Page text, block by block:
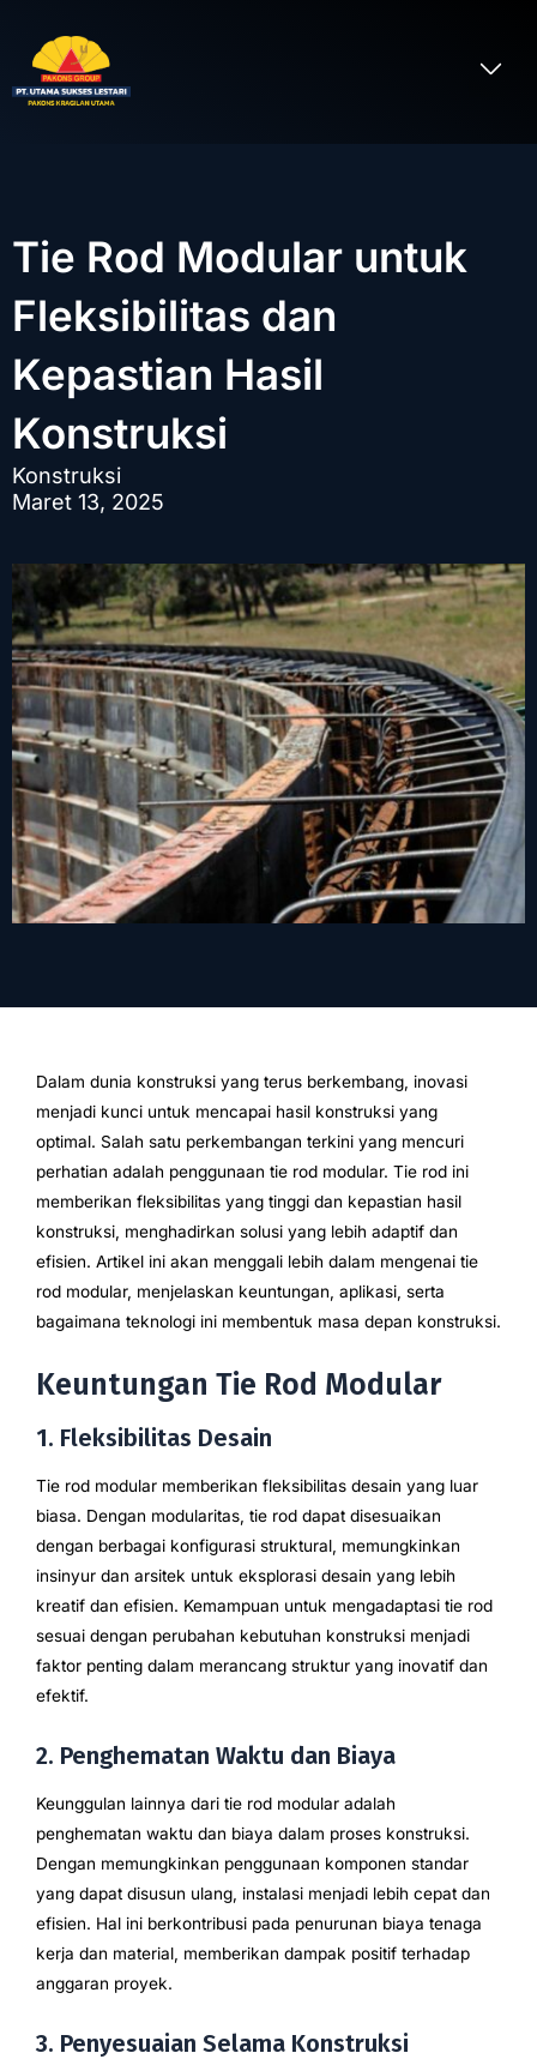
konten
Tie Rod Modular untuk
Fleksibilitas dan
Kepastian Hasil
Konstruksi
Konstruksi
Maret 13, 2025
Dalam dunia konstruksi yang terus berkembang, inovasi
menjadi kunci untuk mencapai hasil konstruksi yang
optimal. Salah satu perkembangan terkini yang mencuri
perhatian adalah penggunaan tie rod modular. Tie rod ini
memberikan fleksibilitas yang tinggi dan kepastian hasil
konstruksi, menghadirkan solusi yang lebih adaptif dan
efisien. Artikel ini akan menggali lebih dalam mengenai tie
rod modular, menjelaskan keuntungan, aplikasi, serta
bagaimana teknologi ini membentuk masa depan konstruksi.
Keuntungan Tie Rod Modular
1. Fleksibilitas Desain
Tie rod modular memberikan fleksibilitas desain yang luar
biasa. Dengan modularitas, tie rod dapat disesuaikan
dengan berbagai konfigurasi struktural, memungkinkan
insinyur dan arsitek untuk eksplorasi desain yang lebih
kreatif dan efisien. Kemampuan untuk mengadaptasi tie rod
sesuai dengan perubahan kebutuhan konstruksi menjadi
faktor penting dalam merancang struktur yang inovatif dan
efektif.
2. Penghematan Waktu dan Biaya
Keunggulan lainnya dari tie rod modular adalah
penghematan waktu dan biaya dalam proses konstruksi.
Dengan memungkinkan penggunaan komponen standar
yang dapat disusun ulang, instalasi menjadi lebih cepat dan
efisien. Hal ini berkontribusi pada penurunan biaya tenaga
kerja dan material, memberikan dampak positif terhadap
anggaran proyek.
3. Penyesuaian Selama Konstruksi